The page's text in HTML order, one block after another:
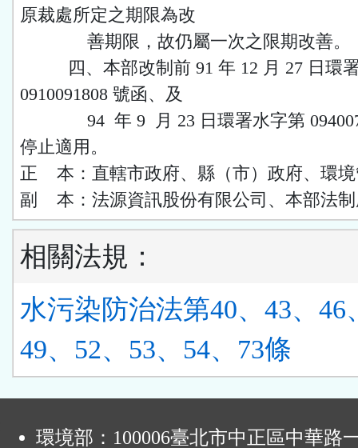
原裁處所定之期限為改
善期限，故仍屬一次之限期改善。
四、本部改制前 91 年 12 月 27 日環
0910091808 號函、及
94 年 9 月 23 日環署水字第
停止適用。
正 本：直轄市政府、縣（市）政府、環
副 本：法源資訊股份有限公司、本部法
相關法規：
水污染防治法第40、43、46
49、52、53、54、73條
環境部：100006臺北市中正區中華路